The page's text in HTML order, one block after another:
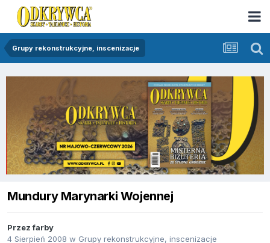
Grupy rekonstrukcyjne, inscenizacje
Mundury Marynarki Wojennej
Przezfarby
4 Sierpień 2008 w Grupy rekonstrukcyjne, inscenizacje